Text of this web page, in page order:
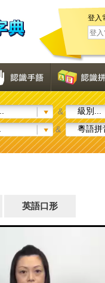
登入
&
級別...
& 粵語拼
英語口形